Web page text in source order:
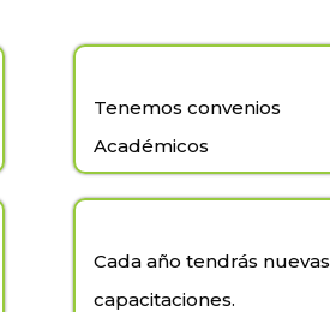
Tenemos convenios
Académicos
Cada año tendrás nuevas
capacitaciones.